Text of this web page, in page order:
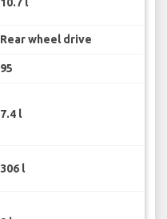
Rear wheel drive
95
7.4 l
306 l